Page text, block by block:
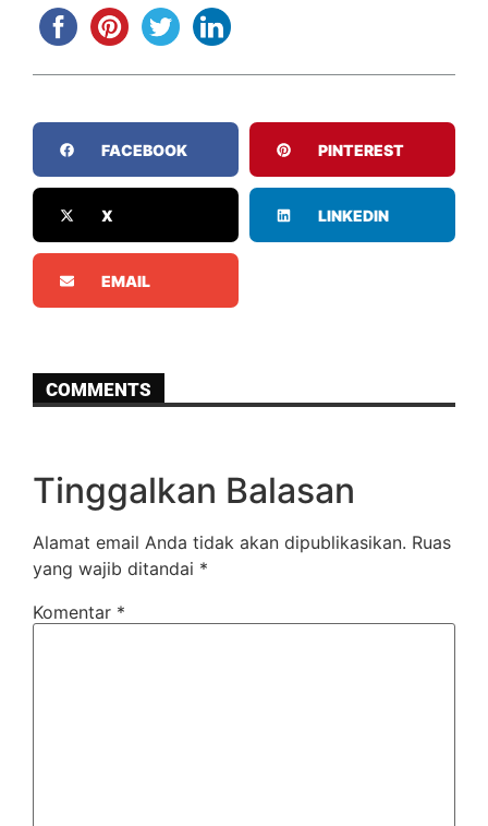
FACEBOOK PINTEREST
X LINKEDIN
EMAIL
COMMENTS
Tinggalkan Balasan
Alamat email Anda tidak akan dipublikasikan. Ruas
yang wajib ditandai *
Komentar *